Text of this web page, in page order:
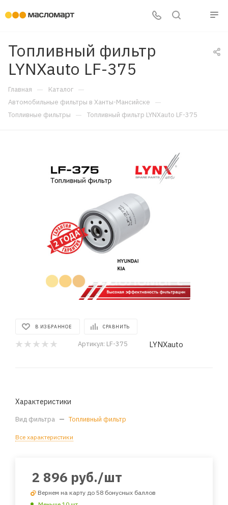
Топливный фильтр
LYNXauto LF-375
Главная — Каталог —
Автомобильные фильтры в Ханты-Мансийске —
Топливные фильтры — Топливный фильтр LYNXauto LF-375
В ИЗБРАННОЕ СРАВНИТЬ
Артикул: LF-375 LYNXauto
Характеристики
Вид фильтра — Топливный фильтр
Все характеристики
2 896 руб./шт
Вернем на карту до 58 бонусных баллов